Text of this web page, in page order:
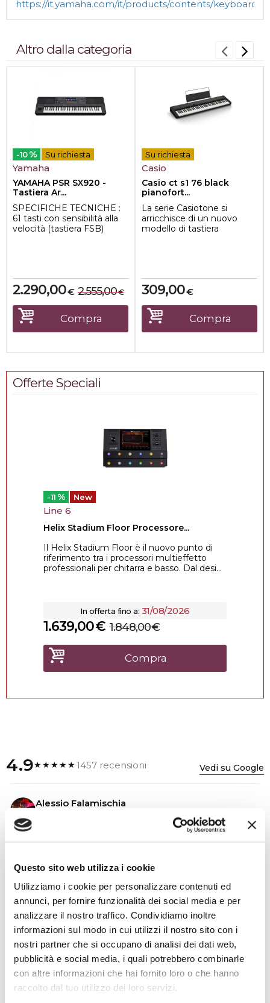
Questo sito web utilizza i cookie
Utilizziamo i cookie per personalizzare contenuti ed
annunci, per fornire funzionalità dei social media e per
analizzare il nostro traffico. Condividiamo inoltre
informazioni sul modo in cui utilizzi il nostro sito con i
nostri partner che si occupano di analisi dei dati web,
pubblicità e social media, i quali potrebbero combinarle
con altre informazioni che hai fornito loro o che hanno
raccolto dal tuo utilizzo dei loro servizi.
https://it.yamaha.com/it/products/contents/keyboards/
Altro dalla categoria
-10 % Su richiesta
Yamaha
YAMAHA PSR SX920 -
Tastiera Ar...
SPECIFICHE TECNICHE :
61 tasti con sensibilità alla
velocità (tastiera FSB)
€
2.290,00 €
2.555,00
Compra
Su richiesta
Casio
Casio ct s1 76 black
pianofort...
La serie Casiotone si
arricchisce di un nuovo
modello di tastiera
€
309,00
Compra
Offerte Speciali
-11 % New
Line 6
Helix Stadium Floor Processore...
Il Helix Stadium Floor è il nuovo punto di
riferimento tra i processori multieffetto
professionali per chitarra e basso. Dal desi...
In offerta fino a: 31/08/2026
€
1.639,00 €
1.848,00
Compra
4.9★★★★★1457 recensioni Vedi su Google
Alessio Falamischia
super soddisfatto. Professionalità e gentilezza da parte
dello staff. Attrezzatura di qualità e buoni prezzi.
Hope Efrida
2 mesi fa
★★★★★
Ho acquistato un contrabbasso elettrico Stanzani, un